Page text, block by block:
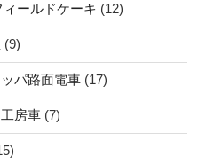
ールドケーキ (12)
(9)
パ路面電車 (17)
房車 (7)